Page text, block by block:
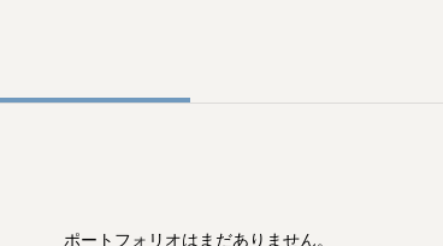
ポートフォリオはまだありません。